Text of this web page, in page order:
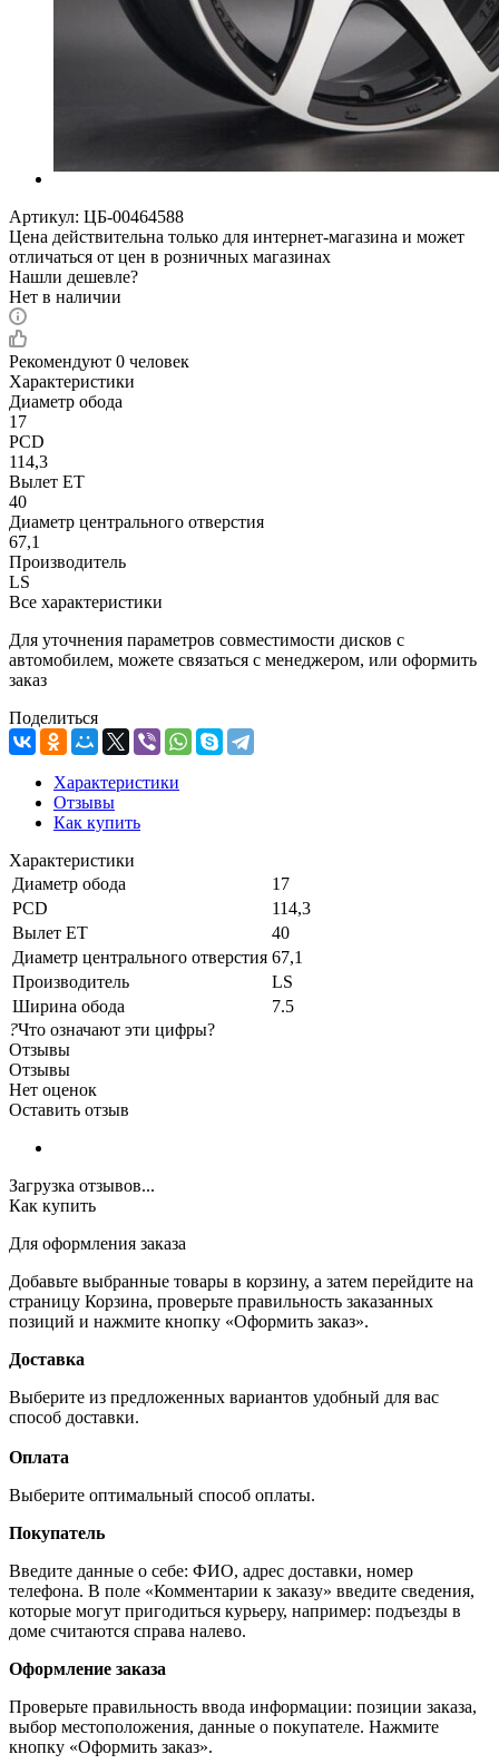
Артикул: ЦБ-00464588
Цена действительна только для интернет-магазина и может
отличаться от цен в розничных магазинах
Нашли дешевле?
Нет в наличии
Рекомендуют 0 человек
Характеристики
Диаметр обода
17
PCD
114,3
Вылет ET
40
Диаметр центрального отверстия
67,1
Производитель
LS
Все характеристики
Для уточнения параметров совместимости дисков с
автомобилем, можете связаться с менеджером, или оформить
заказ
Поделиться
Характеристики
Отзывы
Как купить
Характеристики
Диаметр обода
17
PCD
114,3
Вылет ET
40
Диаметр центрального отверстия 67,1
Производитель
LS
Ширина обода
7.5
?Что означают эти цифры?
Отзывы
Отзывы
Нет оценок
Оставить отзыв
Загрузка отзывов...
Как купить
Для оформления заказа
Добавьте выбранные товары в корзину, а затем перейдите на
страницу Корзина, проверьте правильность заказанных
позиций и нажмите кнопку «Оформить заказ».
Доставка
Выберите из предложенных вариантов удобный для вас
способ доставки.
Оплата
Выберите оптимальный способ оплаты.
Покупатель
Введите данные о себе: ФИО, адрес доставки, номер
телефона. В поле «Комментарии к заказу» введите сведения,
которые могут пригодиться курьеру, например: подъезды в
доме считаются справа налево.
Оформление заказа
Проверьте правильность ввода информации: позиции заказа,
выбор местоположения, данные о покупателе. Нажмите
кнопку «Оформить заказ».